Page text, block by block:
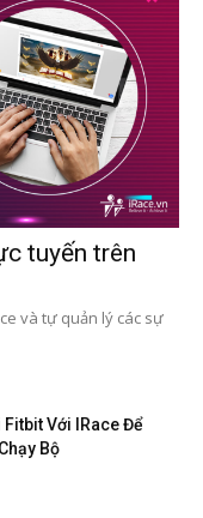
tuyến trên
và tự quản lý các sự
Fitbit Với IRace Để
Bộ